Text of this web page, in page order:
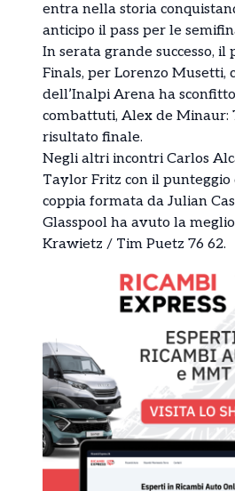
entra nella storia
anticipo il pass per le
In serata grande successo,
Finals, per Lorenzo Musetti,
dell’Inalpi Arena ha
combattuti, Alex de Minaur:
risultato finale.
Negli altri incontri Carlos
Taylor Fritz con il punteggio
coppia formata da Julian
Glasspool ha avuto la
Krawietz / Tim Puetz 76 62.